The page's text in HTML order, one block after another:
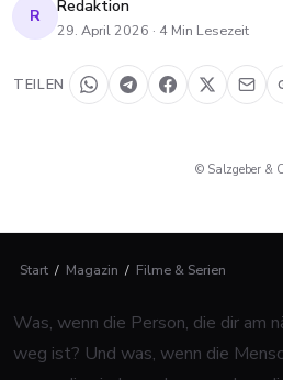
R Redaktion
29. April 2026 · 4 Min Lesezeit
TEILEN
© Salzgeber &
Start / Magazin / Filme & Serien
Was, wenn die Person, die dir am
weg ist? Und was, wenn die